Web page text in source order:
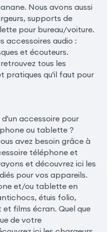
Nous avons aussi
supports de
pour bureau/voiture.
accessoires audio :
et écouteurs.
tous les
pratiques qu'il faut pour
accessoire pour
ou tablette ?
avez besoin grâce à
téléphone et
et découvrez ici les
pour vos appareils.
et/ou tablette en
étuis folio,
films écran. Quel que
de votre